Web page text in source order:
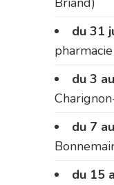
du 31
du 3
du 7
du 15